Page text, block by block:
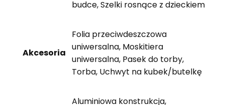
budce, Szelki rosnące z dzieckiem
Akcesoria
Folia przeciwdeszczowa
uniwersalna, Moskitiera
uniwersalna, Pasek do torby,
Torba, Uchwyt na kubek/butelkę
Aluminiowa konstrukcja,